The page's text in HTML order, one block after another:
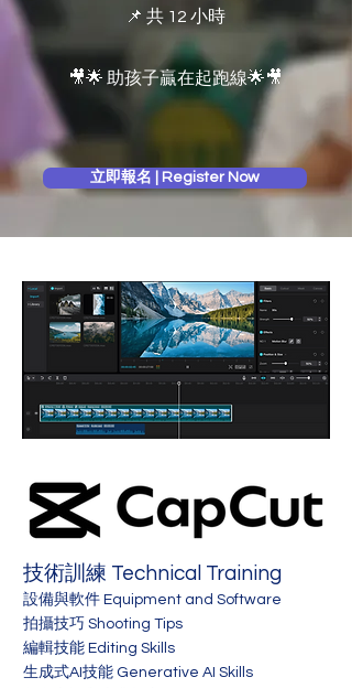
📌 共 12 小時
🎥🌟 助孩子贏在起跑線🌟🎥
立即報名 | Register Now
技術訓練 Technical Training
設備與軟件 Equipment and Software
拍攝技巧 Shooting Tips
編輯技能 Editing Skills
生成式AI技能 Generative AI Skills